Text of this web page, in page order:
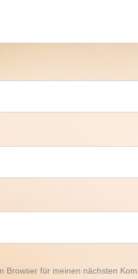
Browser für meinen nächsten